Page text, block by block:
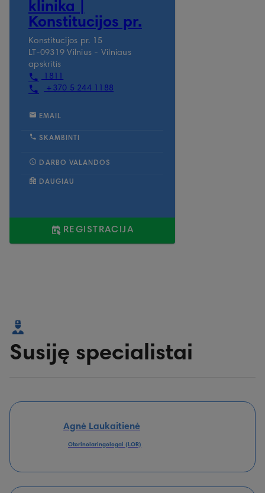
klinika |
Konstitucijos pr.
Konstitucijos pr. 15
LT-09319 Vilnius - Vilniaus
apskritis
1811
+370 5 244 1188
EMAIL
SKAMBINTI
DARBO VALANDOS
DAUGIAU
REGISTRACIJA
Susiję specialistai
Agnė Laukaitienė
Otorinolaringologai (LOR)